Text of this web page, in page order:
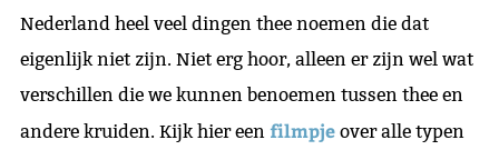
Nederland heel veel dingen thee noemen die dat
eigenlijk niet zijn. Niet erg hoor, alleen er zijn wel wat
verschillen die we kunnen benoemen tussen thee en
andere kruiden. Kijk hier een filmpje over alle typen